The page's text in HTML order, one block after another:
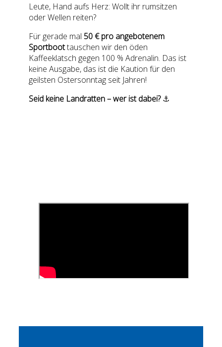
Leute, Hand aufs Herz: Wollt ihr rumsitzen
oder Wellen reiten?
Für gerade mal 50 € pro angebotenem
Sportboottauschen wir den öden
Kaffeeklatsch gegen 100 % Adrenalin. Das ist
keine Ausgabe, das ist die Kaution für den
geilsten Ostersonntag seit Jahren!
Seid keine Landratten – wer ist dabei?⚓️